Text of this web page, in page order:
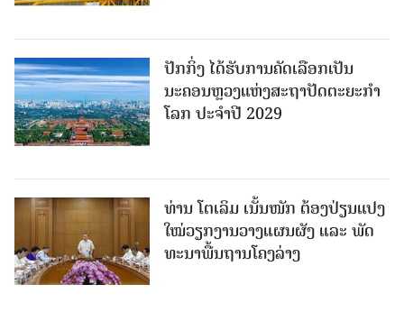
ປັກກິ່ງ ໄດ້ຮັບການຄັດເລືອກເປັນ
ນະຄອນຫຼວງແຫ່ງສະຖາປັດຕະຍະກຳ
ໂລກ ປະຈຳປີ 2029
ທ່ານ ໂຕ​ເລິມ ເນັ້ນໜັກ ຕ້ອງ​ປ່ຽນ​ແປງ​
ໃໝ່​ວຽກ​ງານ​ວາງ​ແຜນ​ຜັງ ແລະ ​ພັດ​
ທະ​ນາ​ພື້ນ​ຖານ​ໂຄງ​ລ່າງ